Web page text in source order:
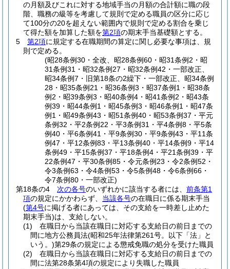
の月額及びこれに対する地域手当の月額の合計額に職の段
階、職務の級等を考慮して規則で定める職員の区分に応じ
て100分の20を超えない範囲内で規則で定める割合を乗じ
て得た額を加算した額を第2項の期末手当基礎額とする。
5
第2項に規定する在職期間の算定に関し必要な事項は、規
則で定める。
(昭28条例30・全改、昭28条例60・昭31条例2・昭
31条例31・昭32条例27・昭32条例42・一部改正、
昭34条例7・旧第18条の2繰下・一部改正、昭34条例
28・昭35条例21・昭36条例3・昭37条例1・昭38条
例2・昭39条例3・昭40条例4・昭41条例2・昭43条
例39・昭44条例1・昭45条例3・昭46条例1・昭47条
例1・昭49条例43・昭51条例40・昭53条例37・平元
条例32・平2条例22・平3条例31・平4条例8・平5条
例40・平6条例41・平9条例30・平9条例43・平11条
例47・平12条例83・平13条例40・平14条例9・平14
条例49・平15条例37・平18条例4・平21条例39・平
22条例47・平30条例85・令元条例23・令2条例52・
令3条例63・令4条例53・令5条例48・令6条例66・
令7条例80・一部改正)
第18条の4
次の各号のいずれかに該当する者には、 前条第1
項の規定にかかわらず、 当該各号の在職日に係る期末手当
(第4号に掲げる者にあっては、その支給を一時差し止めた
期末手当)は、支給しない。
(1)
在職日から当該在職日に対応する支給日の前日までの
間に地方公務員法(昭和25年法律第261号。以下「法」と
いう。)第29条の規定による懲戒免職の処分を受けた職員
(2)
在職日から当該在職日に対応する支給日の前日までの
間に法第28条第4項の規定により失職した職員